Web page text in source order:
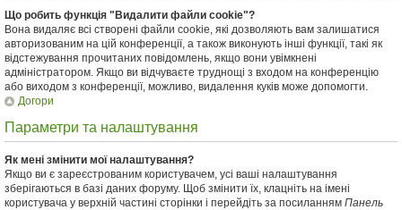
Що робить функція "Видалити файли cookie"?
Вона видаляє всі створені файли cookie, які дозволяють вам залишатися
авторизованим на цій конференції, а також виконують інші функції, такі як
відстежування прочитаних повідомлень, якщо вони увімкнені
адміністратором. Якщо ви відчуваєте труднощі з входом на конференцію
або виходом з конференції, можливо, видалення куків може допомогти.
Догори
Параметри та налаштування
Як мені змінити мої налаштування?
Якщо ви є зареєстрованим користувачем, усі ваші налаштування
зберігаються в базі даних форуму. Щоб змінити їх, клацніть на імені
користувача у верхній частині сторінки і перейдіть за посиланням Панель